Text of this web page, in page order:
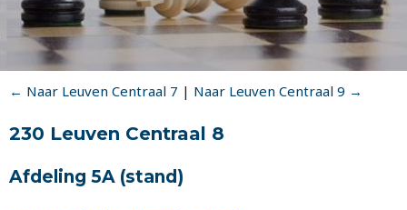
← Naar Leuven Centraal 7 | Naar Leuven Centraal 9 →
230 Leuven Centraal 8
Afdeling 5A (stand)